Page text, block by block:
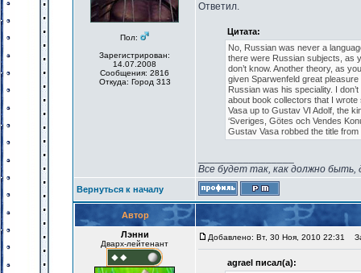
Пол:
Зарегистрирован:
14.07.2008
Сообщения: 2816
Откуда: Город 313
Ответил.
Цитата:
No, Russian was never a
there were Russian subjects, as
don’t know. Another theory, as
given Sparwenfeld great
Russian was his speciality. I
about book collectors that I
Vasa up to Gustav VI Adolf, the
‘Sveriges, Götes och Vendes
Gustav Vasa robbed the title
Все будет так, как должно быть,
Вернуться к началу
Автор
Лэнни
Дварх-лейтенант
Добавлено: Вт, 30 Ноя, 2010 22:31
agrael писал(а):